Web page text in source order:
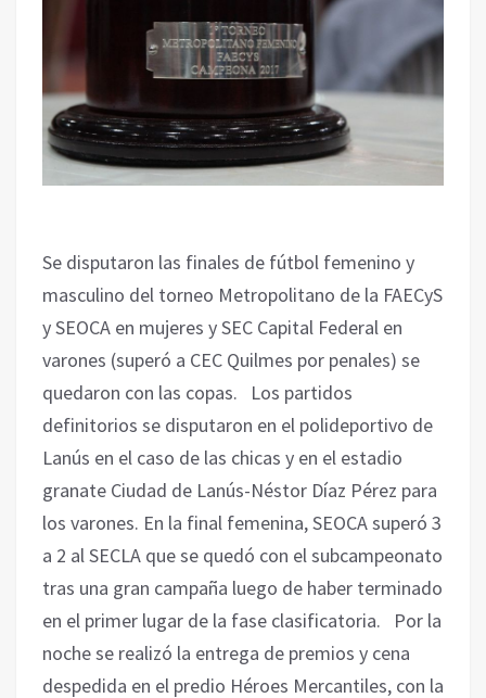
Se disputaron las finales de fútbol femenino y
masculino del torneo Metropolitano de la FAECyS
y SEOCA en mujeres y SEC Capital Federal en
varones (superó a CEC Quilmes por penales) se
quedaron con las copas. Los partidos
definitorios se disputaron en el polideportivo de
Lanús en el caso de las chicas y en el estadio
granate Ciudad de Lanús-Néstor Díaz Pérez para
los varones. En la final femenina, SEOCA superó 3
a 2 al SECLA que se quedó con el subcampeonato
tras una gran campaña luego de haber terminado
en el primer lugar de la fase clasificatoria. Por la
noche se realizó la entrega de premios y cena
despedida en el predio Héroes Mercantiles, con la